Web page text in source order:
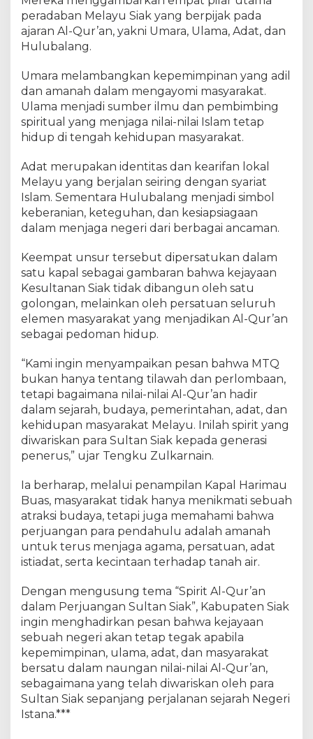
peradaban Melayu Siak yang berpijak pada
ajaran Al-Qur’an, yakni Umara, Ulama, Adat, dan
Hulubalang.
Umara melambangkan kepemimpinan yang adil
dan amanah dalam mengayomi masyarakat.
Ulama menjadi sumber ilmu dan pembimbing
spiritual yang menjaga nilai-nilai Islam tetap
hidup di tengah kehidupan masyarakat.
Adat merupakan identitas dan kearifan lokal
Melayu yang berjalan seiring dengan syariat
Islam. Sementara Hulubalang menjadi simbol
keberanian, keteguhan, dan kesiapsiagaan
dalam menjaga negeri dari berbagai ancaman.
Keempat unsur tersebut dipersatukan dalam
satu kapal sebagai gambaran bahwa kejayaan
Kesultanan Siak tidak dibangun oleh satu
golongan, melainkan oleh persatuan seluruh
elemen masyarakat yang menjadikan Al-Qur’an
sebagai pedoman hidup.
“Kami ingin menyampaikan pesan bahwa MTQ
bukan hanya tentang tilawah dan perlombaan,
tetapi bagaimana nilai-nilai Al-Qur’an hadir
dalam sejarah, budaya, pemerintahan, adat, dan
kehidupan masyarakat Melayu. Inilah spirit yang
diwariskan para Sultan Siak kepada generasi
penerus,” ujar Tengku Zulkarnain.
Ia berharap, melalui penampilan Kapal Harimau
Buas, masyarakat tidak hanya menikmati sebuah
atraksi budaya, tetapi juga memahami bahwa
perjuangan para pendahulu adalah amanah
untuk terus menjaga agama, persatuan, adat
istiadat, serta kecintaan terhadap tanah air.
Dengan mengusung tema “Spirit Al-Qur’an
dalam Perjuangan Sultan Siak”, Kabupaten Siak
ingin menghadirkan pesan bahwa kejayaan
sebuah negeri akan tetap tegak apabila
kepemimpinan, ulama, adat, dan masyarakat
bersatu dalam naungan nilai-nilai Al-Qur’an,
sebagaimana yang telah diwariskan oleh para
Sultan Siak sepanjang perjalanan sejarah Negeri
Istana.***